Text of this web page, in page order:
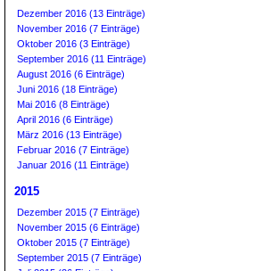
Dezember 2016 (13 Einträge)
November 2016 (7 Einträge)
Oktober 2016 (3 Einträge)
September 2016 (11 Einträge)
August 2016 (6 Einträge)
Juni 2016 (18 Einträge)
Mai 2016 (8 Einträge)
April 2016 (6 Einträge)
März 2016 (13 Einträge)
Februar 2016 (7 Einträge)
Januar 2016 (11 Einträge)
2015
Dezember 2015 (7 Einträge)
November 2015 (6 Einträge)
Oktober 2015 (7 Einträge)
September 2015 (7 Einträge)